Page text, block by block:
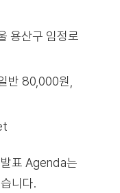
용산구 임정로
반 80,000원,
표 Agenda는
니다.